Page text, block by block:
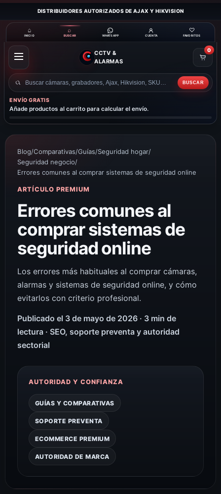
DISTRIBUIDORES AUTORIZADOS DE AJAX Y HIKVISION
⌂
INICIO
⌕
BUSCAR WHATSAPP CUENTA
♡
FAVORITOS
ABRIR
MENÚ
CCTV &
ALARMAS
Buscar
productos
BUSCAR
0
ENVÍO GRATIS
Añade productos al carrito para calcular el envío.
Blog/Comparativas/Guías/Seguridad hogar/
Seguridad negocio/
Errores comunes al comprar sistemas de seguridad online
ARTÍCULO PREMIUM
Errores comunes al
comprar sistemas de
seguridad online
Los errores más habituales al comprar cámaras,
alarmas y sistemas de seguridad online, y cómo
evitarlos con criterio profesional.
Publicado el 3 de mayo de 2026 · 3 min de
lectura · SEO, soporte preventa y autoridad
sectorial
AUTORIDAD Y CONFIANZA
GUÍAS Y COMPARATIVAS
SOPORTE PREVENTA
ECOMMERCE PREMIUM
AUTORIDAD DE MARCA